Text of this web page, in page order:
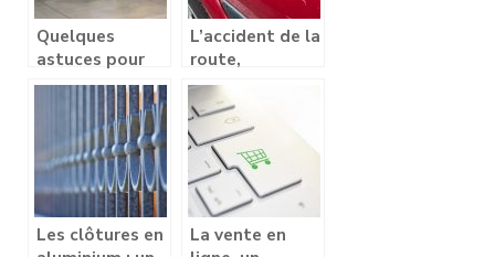
Quelques
astuces pour
optimiser votre
d’entreposage
L’accident de la
route,
comment y
faire face ?
Les clôtures en
La vente en